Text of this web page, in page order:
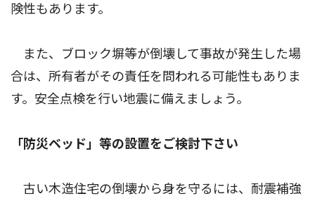
険性もあります。
また、ブロック塀等が倒壊して事故が発生した場
合は、所有者がその責任を問われる可能性もありま
す。安全点検を行い地震に備えましょう。
「防災ベッド」等の設置をご検討下さい
古い木造住宅の倒壊から身を守るには、耐震補強